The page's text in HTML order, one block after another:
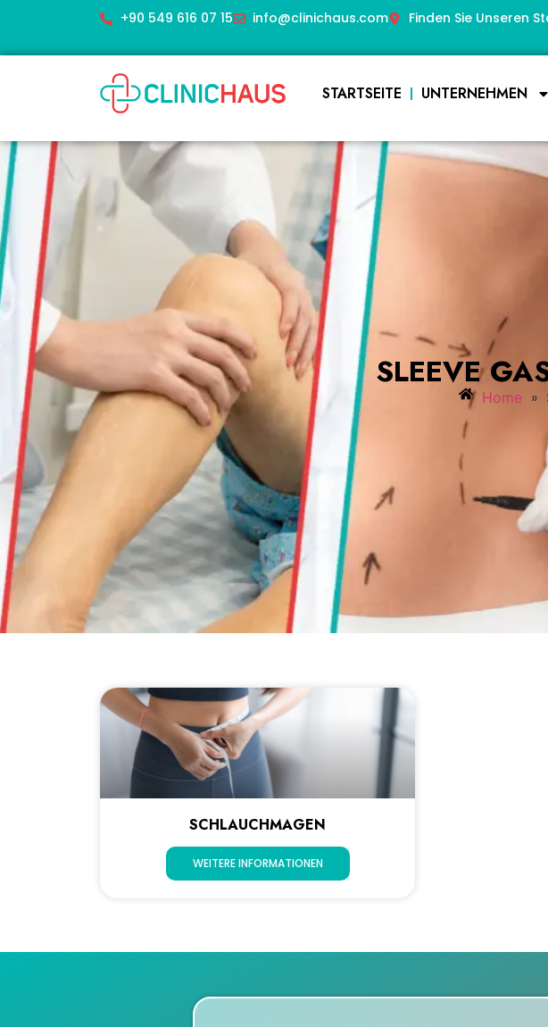
+90 549 616 07 15 info@clinichaus.com Finden Sie Unseren
STARTSEITE UNTERNEHMEN
SLEEVE
Home »
SCHLAUCHMAGEN
WEITERE INFORMATIONEN